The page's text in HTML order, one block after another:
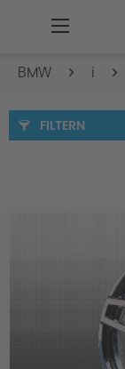
BMW i
FILTERN